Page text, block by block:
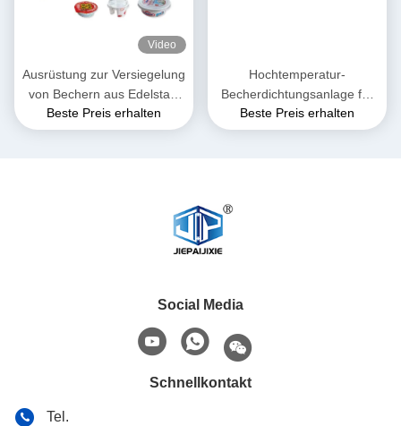
Video
Ausrüstung zur Versiegelung
von Bechern aus Edelstahl
für die Lebensmittel- und
Getränkeindustrie
Beste Preis erhalten
Hochtemperatur-
Becherdichtungsanlage für
Teebläser Filmstärke 0,02-
0,05 mm
Beste Preis erhalten
Social Media
Schnellkontakt
Tel.